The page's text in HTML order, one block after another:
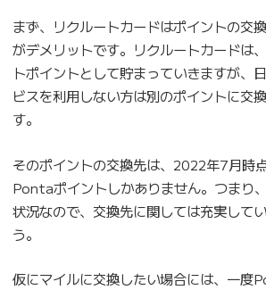
まず、リクルートカードはポイントの交
がデメリットです。リクルートカードは
トポイントとして貯まっていきますが、
ビスを利用しない方は別のポイントに交
す。
そのポイントの交換先は、2022年7月時
Pontaポイントしかありません。つまり
状況なので、交換先に関しては充実して
う。
仮にマイルに交換したい場合には、一度